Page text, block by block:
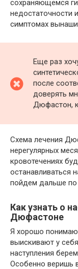
сохраняющемся
недостаточности
симптомах
Еще раз
после
доверять
Дюфастон,
Схема лечения
нерегулярных
кровотечениях
останавливаться
пойдем дальше по
Как узнать о
Дюфастоне
Я хорошо понимаю
выискивают у
наступления
Особенно веришь